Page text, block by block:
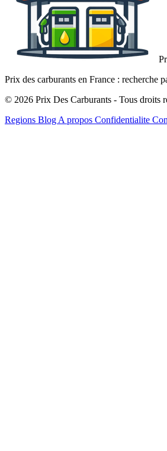
Prix des carburants en France : recherche
© 2026 Prix Des Carburants - Tous droits
Regions Blog A propos Confidentialite